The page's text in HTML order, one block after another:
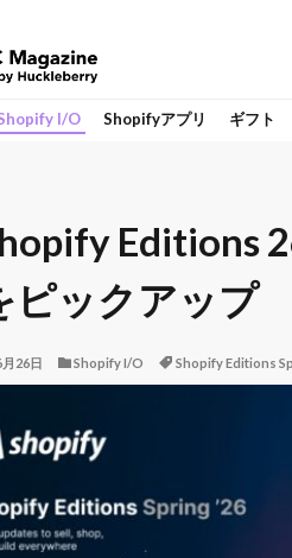
I/O Shopifyアプリ ギフト
Editions
ピックアップ
26日 Shopify I/O Shopify Editions